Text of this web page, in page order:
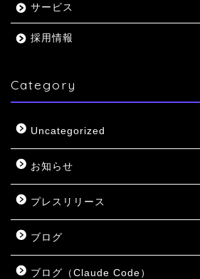
サービス
採用情報
Category
Uncategorized
お知らせ
プレスリリース
ブログ
ブログ（Claude Code）